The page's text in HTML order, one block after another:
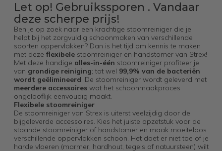
Let op! Gebruikssporen . Vandaar
deze scherpe prijs!
Ben je op zoek naar een krachtige stoomreiniger die je
helpt bij het zorgvuldig schoonmaken van verschillende
soorten oppervlakken? Dan is het tijd om kennis te maken
met deze flexibele stoomreiniger en handstomer van Strex!
Met deze handige alles-in-één stoomreiniger profiteer je
van grondige reiniging; tot wel 99,9% van de bacteriën
wordt geëlimineerd. De stoomreiniger wordt geleverd met
meerdere accessoireswat het schoonmaakproces
ongelooflijk eenvoudig maakt.
Flexibele stoomreiniger
De stoomreiniger van Strex is uiterst veelzijdig door de
bijgeleverde accessoires. Kies het juiste opzetstuk voor de
staande stoomreiniger of handstomer en maak moeiteloos
verschillende oppervlakken schoon. Het doet er niet toe of je
harde vloeren (marmer, hardhout, tegels of natuursteen) wilt